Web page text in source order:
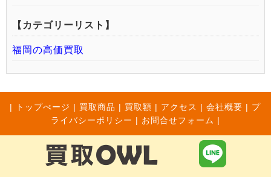
【カテゴリーリスト】
福岡の高価買取
| トップぺージ | 買取商品 | 買取額 | アクセス | 会社概要 | プ
ライバシーポリシー | お問合せフォーム |